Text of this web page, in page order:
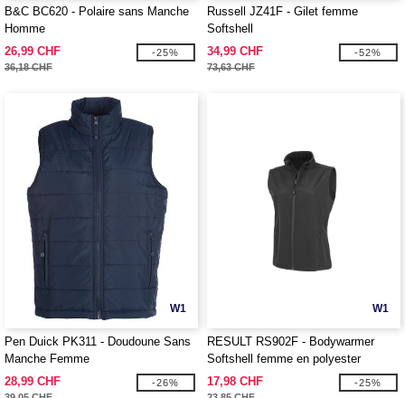
B&C BC620 - Polaire sans Manche
Homme
26,99 CHF
36,18 CHF
-25%
Russell JZ41F - Gilet femme
Softshell
34,99 CHF
73,63 CHF
-52%
W1
Pen Duick PK311 - Doudoune Sans
Manche Femme
28,99 CHF
-26%
W1
RESULT RS902F - Bodywarmer
Softshell femme en polyester
recyclé
17,98 CHF -25%